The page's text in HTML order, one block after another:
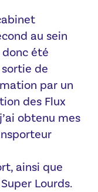
au sein
donc été
de
par un
des Flux
obtenu mes
ainsi que
Lourds.